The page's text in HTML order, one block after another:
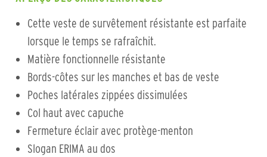
Cette veste de survêtement résistante est parfaite
lorsque le temps se rafraîchit.
Matière fonctionnelle résistante
Bords-côtes sur les manches et bas de veste
Poches latérales zippées dissimulées
Col haut avec capuche
Fermeture éclair avec protège-menton
Slogan ERIMA au dos